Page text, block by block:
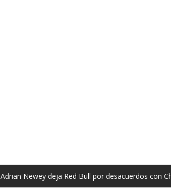
Adrian Newey deja Red Bull por desacuerdos con